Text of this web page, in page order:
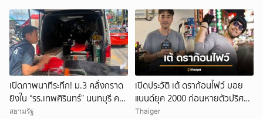
เปิดภาพนาทีระทึก! ม.3 คลั่งกราด
ยิงใน “รร.เทพศิรินทร์” นนทบุรี ครู
ดับ 2 บาดเจ็บกว่า 20 ราย ก่อนยิง
สยามรัฐ
เปิดประวัติ เต้ ดราก้อนไฟว์ บอย
แบนด์ยุค 2000 ก่อนหายตัวปริศนา
เกิดอะไรขึ้น
Thaiger